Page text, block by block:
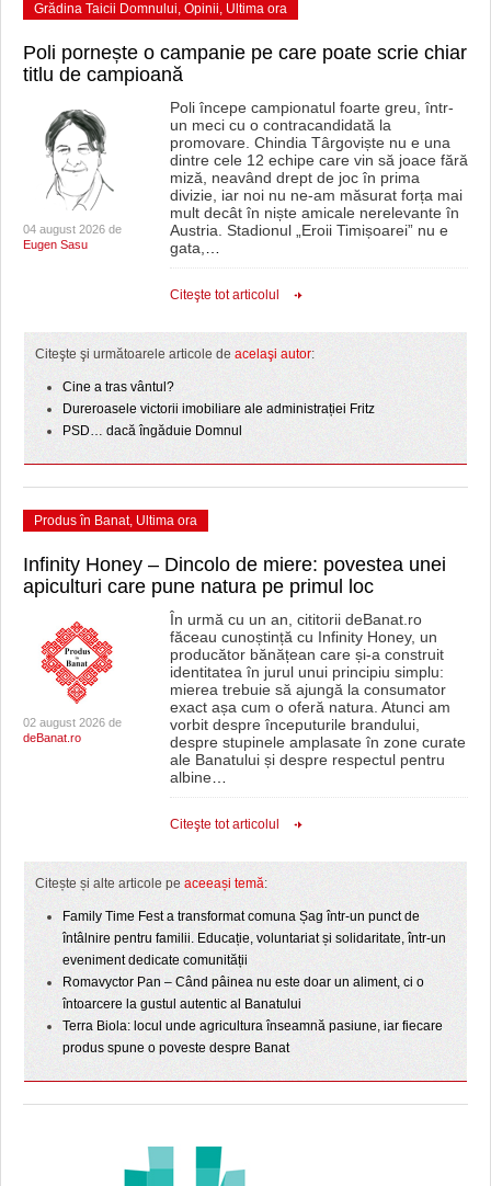
Grădina Taicii Domnului, Opinii, Ultima ora
Poli pornește o campanie pe care poate scrie chiar
titlu de campioană
04 august 2026 de
Eugen Sasu
Poli începe campionatul foarte greu, într-
un meci cu o contracandidată la
promovare. Chindia Târgoviște nu e una
dintre cele 12 echipe care vin să joace fără
miză, neavând drept de joc în prima
divizie, iar noi nu ne-am măsurat forța mai
mult decât în niște amicale nerelevante în
Austria. Stadionul „Eroii Timișoarei” nu e
gata,…
Citeşte tot articolul
Citeşte şi următoarele articole de acelaşi autor:
Cine a tras vântul?
Dureroasele victorii imobiliare ale administrației Fritz
PSD… dacă îngăduie Domnul
Produs în Banat, Ultima ora
Infinity Honey – Dincolo de miere: povestea unei
apiculturi care pune natura pe primul loc
02 august 2026 de
deBanat.ro
În urmă cu un an, cititorii deBanat.ro
făceau cunoștință cu Infinity Honey, un
producător bănățean care și-a construit
identitatea în jurul unui principiu simplu:
mierea trebuie să ajungă la consumator
exact așa cum o oferă natura. Atunci am
vorbit despre începuturile brandului,
despre stupinele amplasate în zone curate
ale Banatului și despre respectul pentru
albine…
Citeşte tot articolul
Citește și alte articole pe aceeași temă:
Family Time Fest a transformat comuna Șag într-un punct de
întâlnire pentru familii. Educație, voluntariat și solidaritate, într-un
eveniment dedicate comunității
Romavyctor Pan – Când pâinea nu este doar un aliment, ci o
întoarcere la gustul autentic al Banatului
Terra Biola: locul unde agricultura înseamnă pasiune, iar fiecare
produs spune o poveste despre Banat